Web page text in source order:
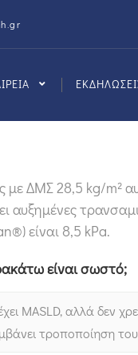
με ΔΜΣ 28,5 kg/m²
αυξημένες
είναι 8,5 kPa.
είναι σωστό;
MASLD, αλλά δεν
τροποποίηση